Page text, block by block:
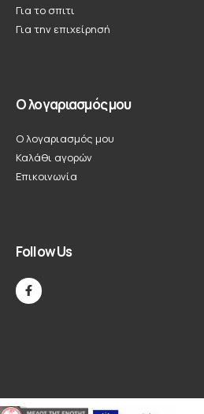
Για το σπιτι
Για την επιχείρησή
Ο λογαριασμός μου
Ο λογαριασμός μου
Καλάθι αγορών
Επικοινωνία
Follow Us